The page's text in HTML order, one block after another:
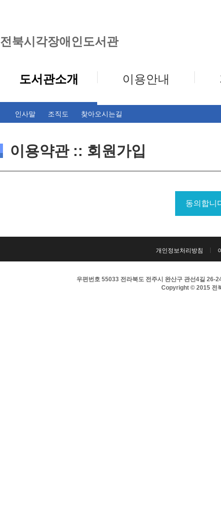
전북시각장애인도서관
도서관소개
인사말 조직도 찾아오시는길
이용안내
이용약관 :: 회원가입
개인정보처리방침
우편번호 55033 전라북도 전주시 완산구 관선4길
Copyright © 2015 전